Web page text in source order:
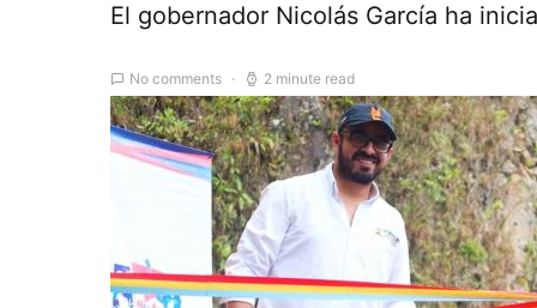
El gobernador Nicolás García ha
No comments 2 minute read